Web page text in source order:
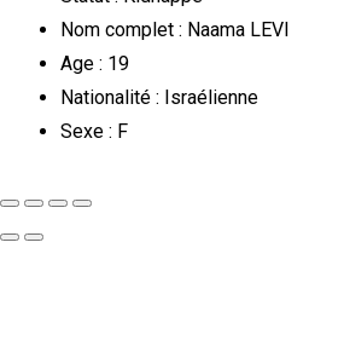
Nom complet : Naama LEVI
Age : 19
Nationalité : Israélienne
Sexe : F